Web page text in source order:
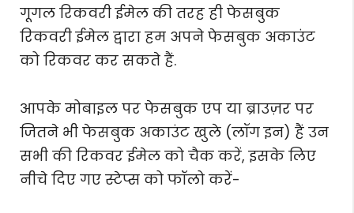
गूगल रिकवरी ईमेल की तरह ही फेसबुक
रिकवरी ईमेल द्वारा हम अपने फेसबुक अकाउंट
को रिकवर कर सकते हैं.
आपके मोबाइल पर फेसबुक एप या ब्राउज़र पर
जितने भी फेसबुक अकाउंट खुले (लॉग इन) हैं उन
सभी की रिकवर ईमेल को चैक करें, इसके लिए
नीचे दिए गए स्टेप्स को फॉलो करें-